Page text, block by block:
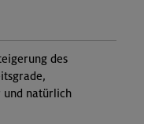
des
und natürlich